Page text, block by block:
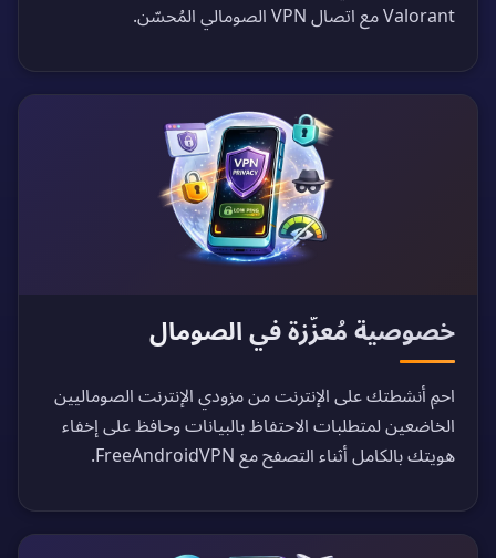
Valorant مع اتصال VPN الصومالي المُحسّن.
خصوصية مُعزّزة في الصومال
احمِ أنشطتك على الإنترنت من مزودي الإنترنت الصوماليين
الخاضعين لمتطلبات الاحتفاظ بالبيانات وحافظ على إخفاء
هويتك بالكامل أثناء التصفح مع FreeAndroidVPN.